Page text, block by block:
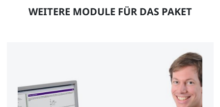
WEITERE MODULE FÜR DAS PAKET